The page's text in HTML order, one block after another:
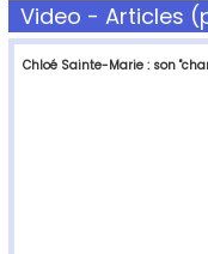
Video - Articles
Chloé Sainte-Marie : son